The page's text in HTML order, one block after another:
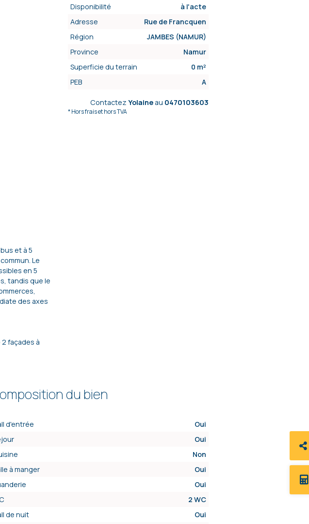
et à 5
Le
en 5
tandis que le
des axes
façades à
Disponibilité
à l'acte
Adresse
Rue de Francquen
Région
JAMBES (NAMUR)
Province
Namur
Superficie du terrain
0 m²
PEB
A
Contactez Yolaineau 0470103603
* Hors frais et hors TVA
du bien
d'entrée
Oui
Oui
Non
à manger
Oui
Oui
2 WC
de nuit
Oui